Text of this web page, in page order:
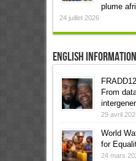
plume
24 juillet 2026
English
From
29 avril
World
for
24 mars